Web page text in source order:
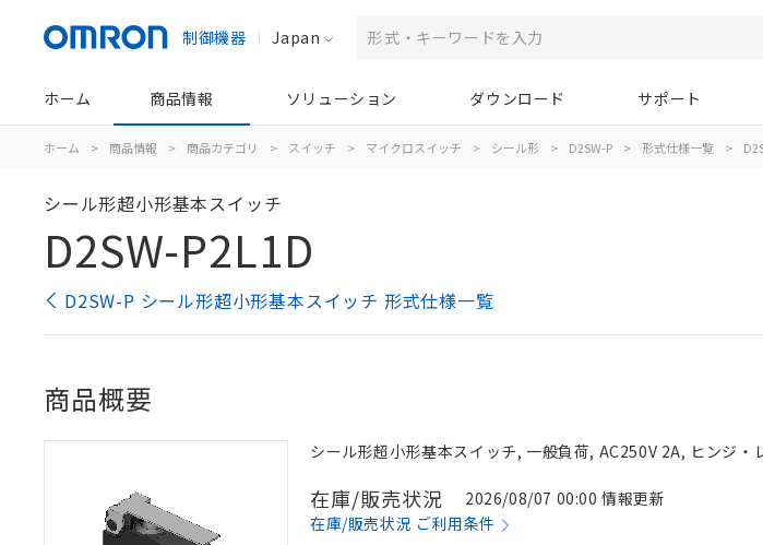
制御機器 Japan
ホーム 商品情報 ソリューション ダウンロード サポート
ホーム > 商品情報 > 商品カテゴリ > スイッチ > マイクロスイッチ > シール形 > D2SW-P > 形式仕様一覧 >
シール形超小形基本スイッチ
D2SW-P2L1D
D2SW-P シール形超小形基本スイッチ 形式仕様一覧
商品概要
シール形超小形基本スイッチ, 一般負荷, AC250V 2A, ヒンジ
在庫/販売状況
2026/08/07 00:00 情報更新
在庫/販売状況 ご利用条件